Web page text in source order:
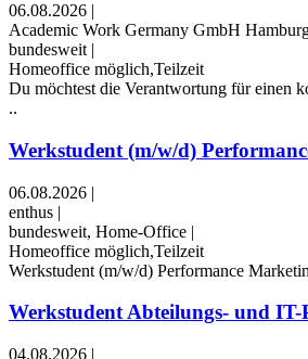
06.08.2026 |
Academic Work Germany GmbH
bundesweit |
Homeoffice möglich,Teilzeit
Du möchtest die Verantwortung für einen
..
Werkstudent (m/w/d)
06.08.2026 |
enthus |
bundesweit, Home-Office |
Homeoffice möglich,Teilzeit
Werkstudent (m/w/d) Performance
Werkstudent Abteilungs- und
04.08.2026 |